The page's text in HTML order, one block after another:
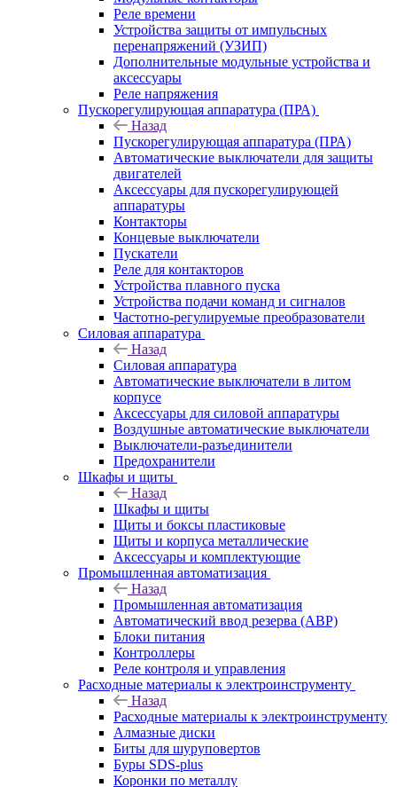
Реле времени
Устройства защиты от импульсных
перенапряжений (УЗИП)
Дополнительные модульные устройства и
аксессуары
Реле напряжения
Пускорегулирующая аппаратура (ПРА)
Назад
Пускорегулирующая аппаратура (ПРА)
Автоматические выключатели для защиты
двигателей
Аксессуары для пускорегулирующей
аппаратуры
Контакторы
Концевые выключатели
Пускатели
Реле для контакторов
Устройства плавного пуска
Устройства подачи команд и сигналов
Частотно-регулируемые преобразователи
Силовая аппаратура
Назад
Силовая аппаратура
Автоматические выключатели в литом
корпусе
Аксессуары для силовой аппаратуры
Воздушные автоматические выключатели
Выключатели-разъединители
Предохранители
Шкафы и щиты
Назад
Шкафы и щиты
Щиты и боксы пластиковые
Щиты и корпуса металлические
Аксессуары и комплектующие
Промышленная автоматизация
Назад
Промышленная автоматизация
Автоматический ввод резерва (АВР)
Блоки питания
Контроллеры
Реле контроля и управления
Расходные материалы к электроинструменту
Назад
Расходные материалы к электроинструменту
Алмазные диски
Биты для шуруповертов
Буры SDS-plus
Коронки по металлу